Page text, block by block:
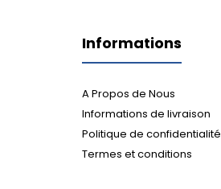
Informations
A Propos de Nous
Informations de livraison
Politique de confidentialité
Termes et conditions